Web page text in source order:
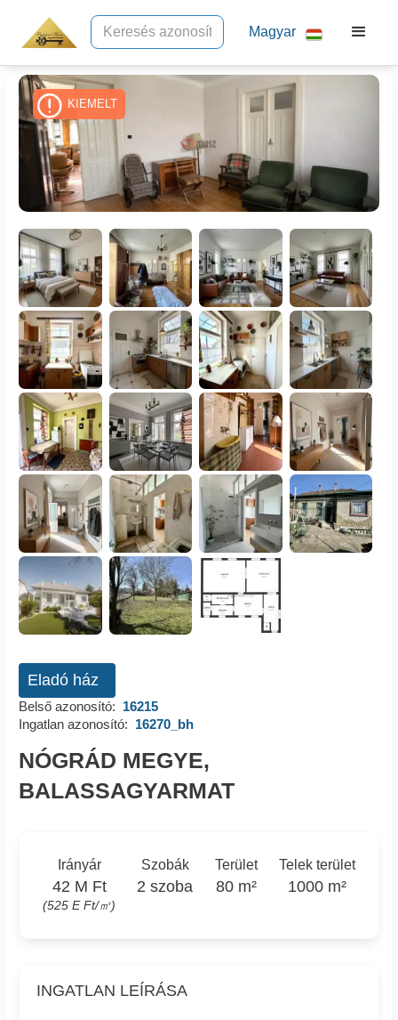
Magyar
KIEMELT
Eladó ház
Belső azonosító: 16215
Ingatlan azonosító: 16270_bh
NÓGRÁD MEGYE,
BALASSAGYARMAT
Irányár
42 M Ft
(525 E Ft/㎡)
Szobák
2 szoba
Terület
80 m²
Telek terület
1000 m²
INGATLAN LEÍRÁSA